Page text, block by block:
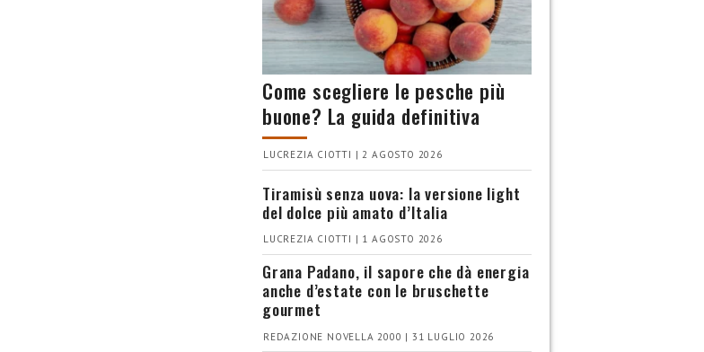
Come scegliere le pesche più
buone? La guida definitiva
LUCREZIA CIOTTI | 2 AGOSTO 2026
Tiramisù senza uova: la versione light
del dolce più amato d’Italia
LUCREZIA CIOTTI | 1 AGOSTO 2026
Grana Padano, il sapore che dà energia
anche d’estate con le bruschette
gourmet
REDAZIONE NOVELLA 2000 | 31 LUGLIO 2026